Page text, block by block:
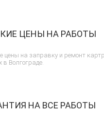
ЦЕНЫ НА РАБОТЫ
цены на заправку и ремонт
в Волгограде.
НА ВСЕ РАБОТЫ